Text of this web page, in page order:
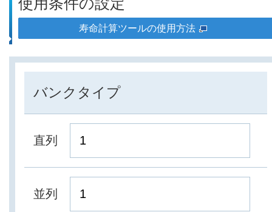
寿命計算ツールの使用方法
バンクタイプ
直列
並列